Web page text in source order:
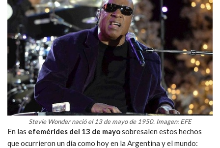
Stevie Wonder nació el 13 de mayo de 1950. Imagen: EFE
En las efemérides del 13 de mayosobresalen estos hechos
que ocurrieron un día como hoy en la Argentina y el mundo: